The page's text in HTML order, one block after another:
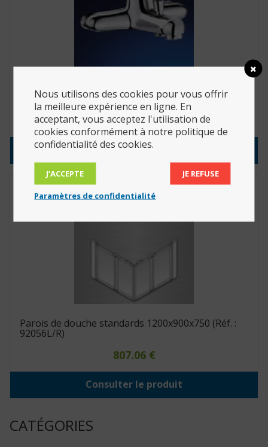
CATÉGORIES
Mitigeur bain-douche mural 2 trous (manette
ajourée) (Réf. : 2552)
258.50€
Consulter le produit
Parois de douche standards 1200x900x750 (Réf. :
92056L/R)
807.06 €
Consulter le produit
Nous utilisons des cookies pour vous offrir
la meilleure expérience en ligne. En
acceptant, vous acceptez l'utilisation de
cookies conformément à notre politique de
confidentialité des cookies.
J’ACCEPTE JE REFUSE
Paramètres de confidentialité